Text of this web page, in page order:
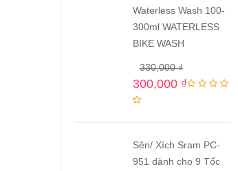
Waterless Wash 100-
300ml WATERLESS
BIKE WASH
330,000₫
300,000 ₫
Sên/ Xích Sram PC-
951 dành cho 9 Tốc